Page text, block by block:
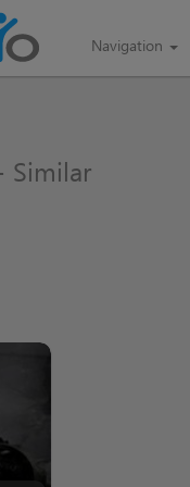
Navigation
Similar